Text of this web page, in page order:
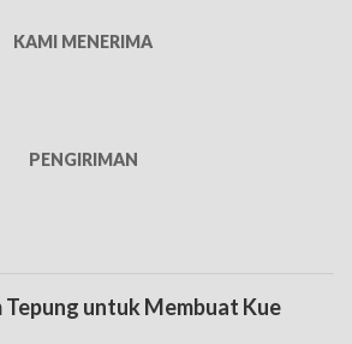
KAMI MENERIMA
PENGIRIMAN
Tepung untuk Membuat Kue